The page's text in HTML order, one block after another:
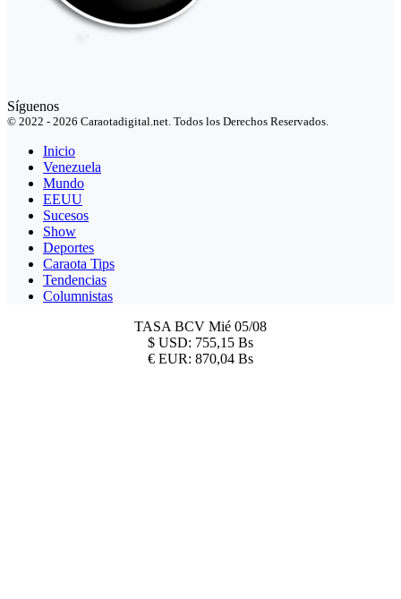
Síguenos
© 2022 - 2026 Caraotadigital.net. Todos los Derechos Reservados.
Inicio
Venezuela
Mundo
EEUU
Sucesos
Show
Deportes
Caraota Tips
Tendencias
Columnistas
TASA BCV Mié 05/08
$ USD: 755,15 Bs
€ EUR: 870,04 Bs